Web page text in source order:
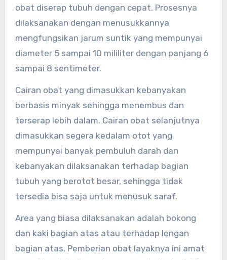
obat diserap tubuh dengan cepat. Prosesnya
dilaksanakan dengan menusukkannya
mengfungsikan jarum suntik yang mempunyai
diameter 5 sampai 10 mililiter dengan panjang 6
sampai 8 sentimeter.
Cairan obat yang dimasukkan kebanyakan
berbasis minyak sehingga menembus dan
terserap lebih dalam. Cairan obat selanjutnya
dimasukkan segera kedalam otot yang
mempunyai banyak pembuluh darah dan
kebanyakan dilaksanakan terhadap bagian
tubuh yang berotot besar, sehingga tidak
tersedia bisa saja untuk menusuk saraf.
Area yang biasa dilaksanakan adalah bokong
dan kaki bagian atas atau terhadap lengan
bagian atas. Pemberian obat layaknya ini amat